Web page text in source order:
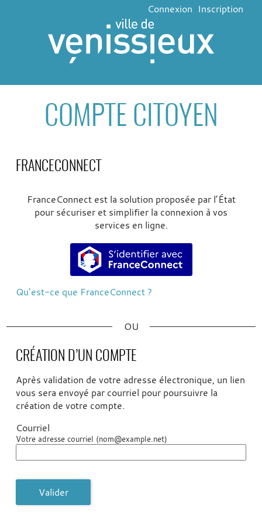
COMPTE CITOYEN
Connexion Inscription
FRANCECONNECT
FranceConnect est la solution proposée par l’État
pour sécuriser et simplifier la connexion à vos
services en ligne.
S’identifier avec
Qu’est-ce que FranceConnect ?
CRÉATION D’UN COMPTE
Après validation de votre adresse électronique, un lien
vous sera envoyé par courriel pour poursuivre la
création de votre compte.
Courriel
Votre adresse courriel (nom@example.net)
Valider